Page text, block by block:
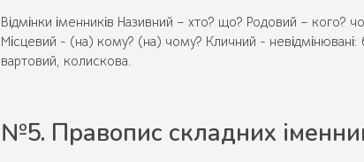
Відмінки іменників Називний – хто? що? Родовий –
Місцевий - (на) кому? (на) чому? Кличний -
вартовий, колискова.
№5. Правопис складних